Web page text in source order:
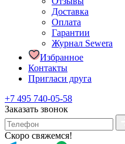
Доставка
Оплата
Гарантии
Журнал Sewera
Избранное
Контакты
Пригласи друга
+7 495 740-05-58
Заказать звонок
Скоро свяжемся!